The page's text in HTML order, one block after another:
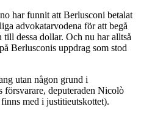
har funnit att Berlusconi betalat
advokatarvodena för att begå
dessa dollar. Och nu har alltså
Berlusconis uppdrag som stod
utan någon grund i
försvarare, deputeraden Nicolò
med i justitieutskottet).